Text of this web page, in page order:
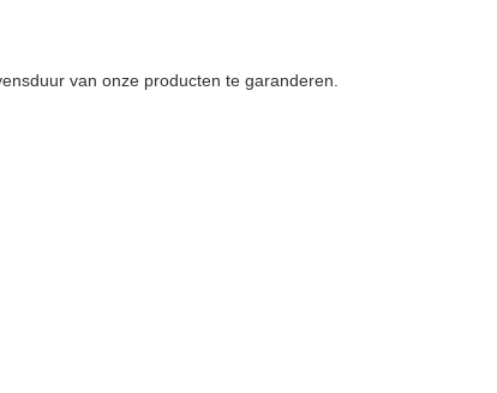
van onze producten te garanderen.